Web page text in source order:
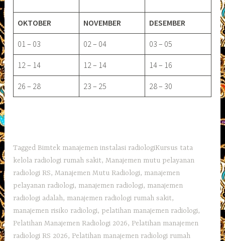
OKTOBER NOVEMBER DESEMBER
01 – 03 02 – 04 03 – 05
12 – 14 12 – 14 14 – 16
26 – 28 23 – 25 28 – 30
Tagged Bimtek manajemen instalasi radiologiKursus tata
kelola radiologi rumah sakit,Manajemen mutu pelayanan
radiologi RS,Manajemen Mutu Radiologi, manajemen
pelayanan radiologi, manajemen radiologi, manajemen
radiologi adalah, manajemen radiologi rumah sakit,
manajemen risiko radiologi, pelatihan manajemen radiologi,
Pelatihan Manajemen Radiologi 2026, Pelatihan manajemen
radiologi RS 2026, Pelatihan manajemen radiologi rumah